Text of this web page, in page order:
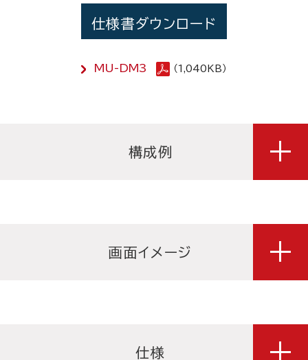
仕様書ダウンロード
MU-DM3 （1,040KB）
構成例
画面イメージ
仕様